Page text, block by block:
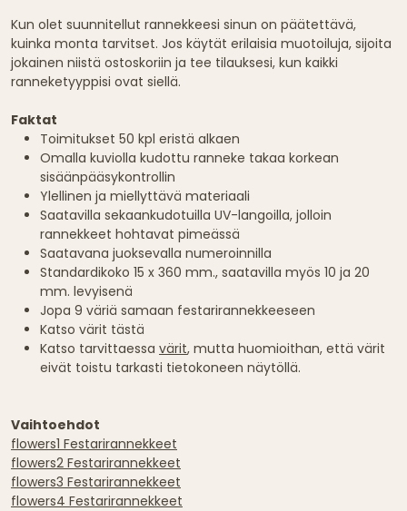
Kun olet suunnitellut rannekkeesi sinun on päätettävä,
kuinka monta tarvitset. Jos käytät erilaisia muotoiluja, sijoita
jokainen niistä ostoskoriin ja tee tilauksesi, kun kaikki
ranneketyyppisi ovat siellä.
Faktat
Toimitukset 50 kpl eristä alkaen
Omalla kuviolla kudottu ranneke takaa korkean
sisäänpääsykontrollin
Ylellinen ja miellyttävä materiaali
Saatavilla sekaankudotuilla UV-langoilla, jolloin
rannekkeet hohtavat pimeässä
Saatavana juoksevalla numeroinnilla
Standardikoko 15 x 360 mm., saatavilla myös 10 ja 20
mm. levyisenä
Jopa 9 väriä samaan festarirannekkeeseen
Katso värit tästä
Katso tarvittaessa värit, mutta huomioithan, että värit
eivät toistu tarkasti tietokoneen näytöllä.
Vaihtoehdot
flowers1 Festarirannekkeet
flowers2 Festarirannekkeet
flowers3 Festarirannekkeet
flowers4 Festarirannekkeet